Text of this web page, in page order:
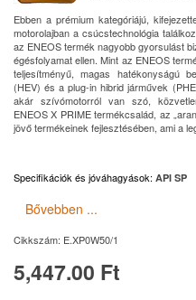
Ebben a prémium kategóriájú,
motorolajban a csúcstechnológia
az ENEOS termék nagyobb gyorsulást
égésfolyamat ellen. Mint az ENEOS
teljesítményű, magas hatékonyságú
(HEV) és a plug-in hibrid járművek
akár szívómotorról van szó,
ENEOS X PRIME termékcsalád, az
jövő termékeinek fejlesztésében, ami a
Specifikációk és jóváhagyások: API SP
Bővebben ...
Cikkszám: E.XP0W50/1
5,447.00 Ft